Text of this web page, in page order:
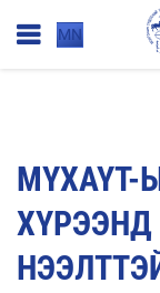
MN
МҮХАҮТ-
ХҮРЭЭНД